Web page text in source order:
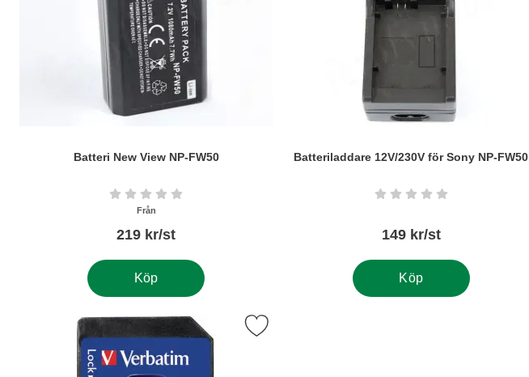
Batteri New View NP-FW50
Betyg: 0 stjärnor av 5
Från
219 kr/st
Köp
Batteriladdare 12V/230V för Sony NP-FW50
Betyg: 0 stjärnor av 5
149 kr/st
Köp
Markera minneskort Verbatim SDXC SC10 som favorit